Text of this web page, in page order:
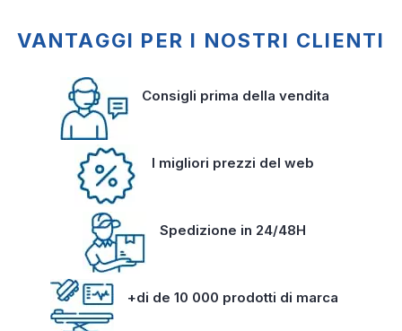
VANTAGGI PER I NOSTRI CLIENTI
Consigli prima della vendita
I migliori prezzi del web
Spedizione in 24/48H
+di de 10 000 prodotti di marca